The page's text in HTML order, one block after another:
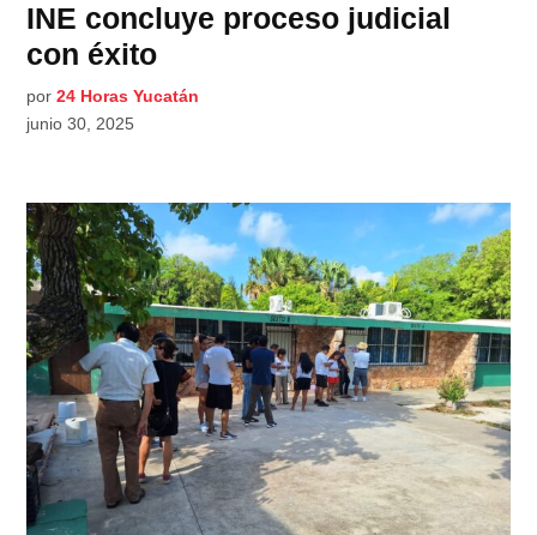
INE concluye proceso judicial
con éxito
por 24 Horas Yucatán
junio 30, 2025